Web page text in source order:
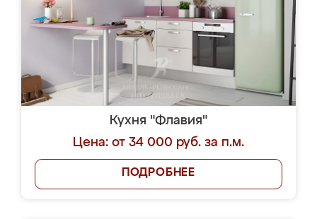
Кухня "Флавия"
Цена: от 34 000 руб. за п.м.
ПОДРОБНЕЕ